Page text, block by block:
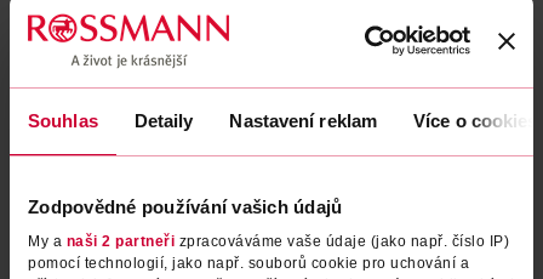
Souhlas Detaily Nastavení reklam Více o cookies
Zodpovědné používání vašich údajů
My a naši 2 partneři zpracováváme vaše údaje (jako např. číslo IP)
pomocí technologií, jako např. souborů cookie pro uchování a
Podobné produkty